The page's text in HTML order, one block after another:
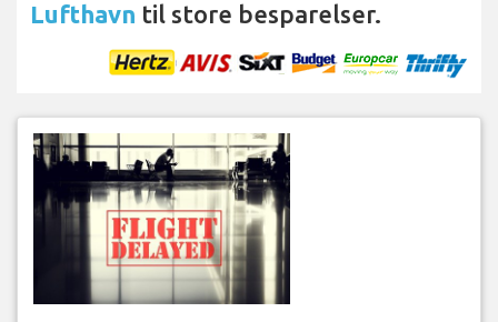
Lufthavn til store besparelser.